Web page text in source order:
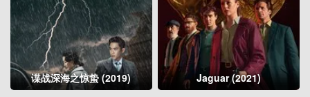
谍战深海之惊蛰 (2019) Jaguar (2021)